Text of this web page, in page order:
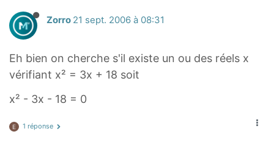
Zorro 21 sept. 2006 à 08:31
Eh bien on cherche s'il existe un ou des réels x
vérifiant x² = 3x + 18 soit
x² - 3x - 18 = 0
E 1 réponse